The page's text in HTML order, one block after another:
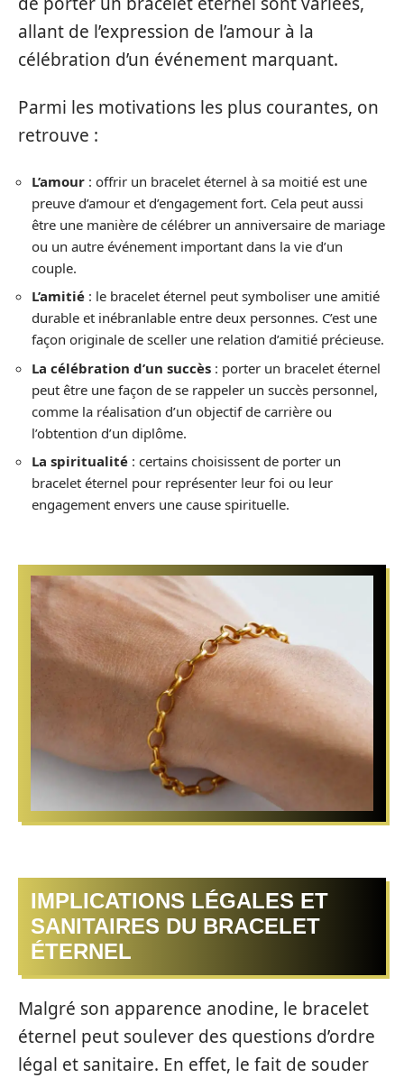
allant de l’expression de l’amour à la
célébration d’un événement marquant.
Parmi les motivations les plus courantes, on
retrouve :
L’amour : offrir un bracelet éternel à sa moitié est une
preuve d’amour et d’engagement fort. Cela peut aussi
être une manière de célébrer un anniversaire de mariage
ou un autre événement important dans la vie d’un
couple.
L’amitié : le bracelet éternel peut symboliser une amitié
durable et inébranlable entre deux personnes. C’est une
façon originale de sceller une relation d’amitié précieuse.
La célébration d’un succès : porter un bracelet éternel
peut être une façon de se rappeler un succès personnel,
comme la réalisation d’un objectif de carrière ou
l’obtention d’un diplôme.
La spiritualité : certains choisissent de porter un
bracelet éternel pour représenter leur foi ou leur
engagement envers une cause spirituelle.
IMPLICATIONS LÉGALES ET
SANITAIRES DU BRACELET
ÉTERNEL
Malgré son apparence anodine, le bracelet
éternel peut soulever des questions d’ordre
légal et sanitaire. En effet, le fait de souder